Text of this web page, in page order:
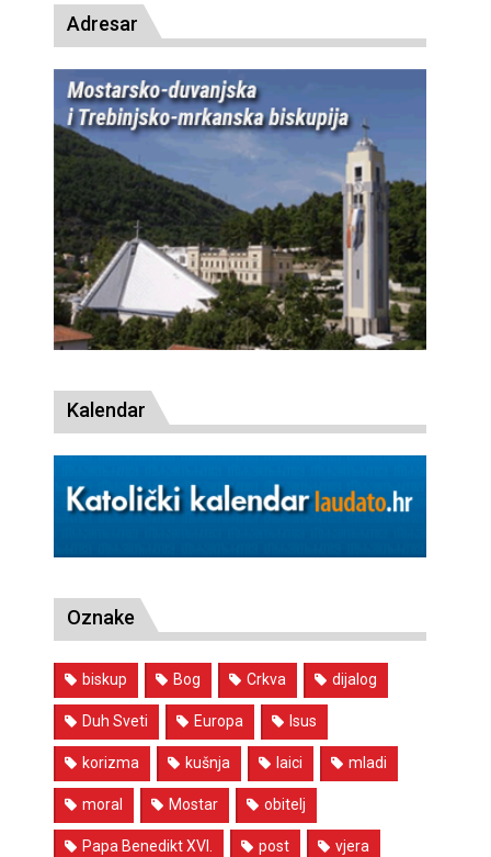
Adresar
Kalendar
Oznake
biskup Bog Crkva dijalog
Duh Sveti Europa Isus
korizma kušnja laici mladi
moral Mostar obitelj
Papa Benedikt XVI. post vjera